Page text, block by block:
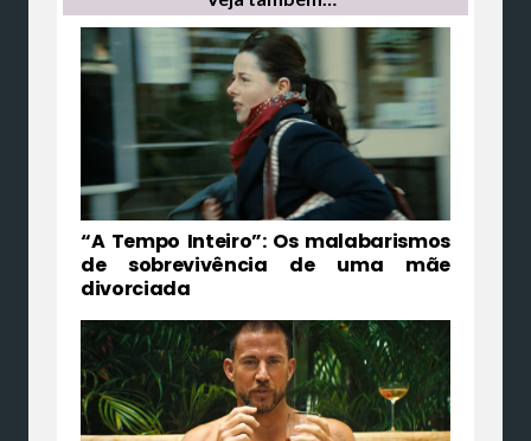
“A Tempo Inteiro”: Os malabarismos
de sobrevivência de uma mãe
divorciada